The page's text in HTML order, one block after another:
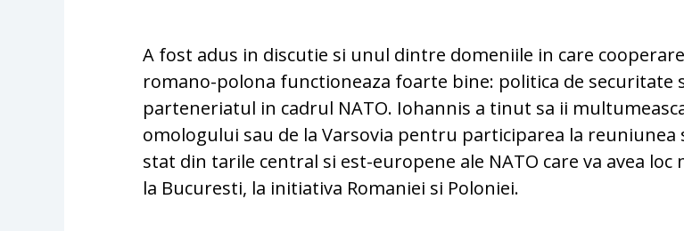
A fost adus in discutie si unul dintre domeniile in care
romano-polona functioneaza foarte bine: politica de securitate
parteneriatul in cadrul NATO. Iohannis a tinut sa ii
omologului sau de la Varsovia pentru participarea la reuniunea
stat din tarile central si est-europene ale NATO care va avea loc
la Bucuresti, la initiativa Romaniei si Poloniei.